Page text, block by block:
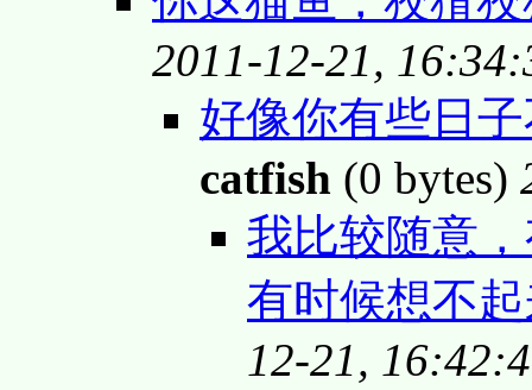
2011-12-21,
好像你有些日
catfish (0 bytes)
我比较随意
有时候想不
12-21,